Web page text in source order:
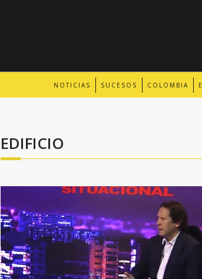
NOTICIAS SUCESOS COLOMBIA
EDIFICIO